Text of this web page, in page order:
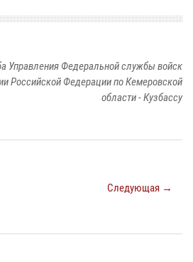
Управления Федеральной службы войск
Российской Федерации по Кемеровской
области - Кузбассу
Следующая →